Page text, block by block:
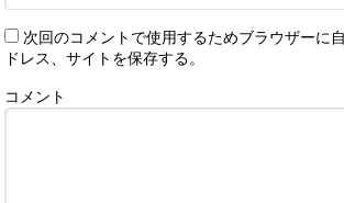
次回のコメントで使用するためブラウザーに
ドレス、サイトを保存する。
コメント